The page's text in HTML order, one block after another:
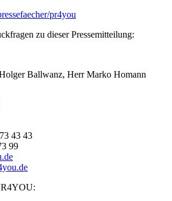
pr4you
zu dieser Pressemitteilung:
Ballwanz, Herr Marko Homann
43 43
99